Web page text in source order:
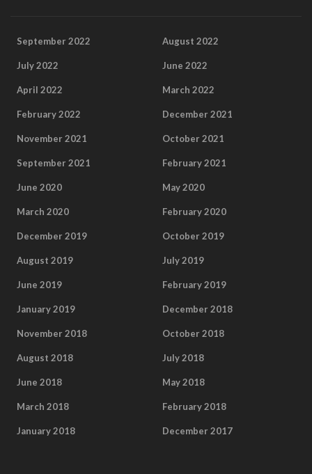
September 2022 August 2022
July 2022 June 2022
April 2022 March 2022
February 2022 December 2021
November 2021 October 2021
September 2021 February 2021
June 2020 May 2020
March 2020 February 2020
December 2019 October 2019
August 2019 July 2019
June 2019 February 2019
January 2019 December 2018
November 2018 October 2018
August 2018 July 2018
June 2018 May 2018
March 2018 February 2018
January 2018 December 2017